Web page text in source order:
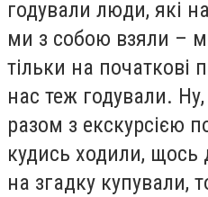
годували люди, які
ми з собою взяли –
тільки на початкові
нас теж годували.
разом з екскурсією
кудись ходили,
на згадку купували,